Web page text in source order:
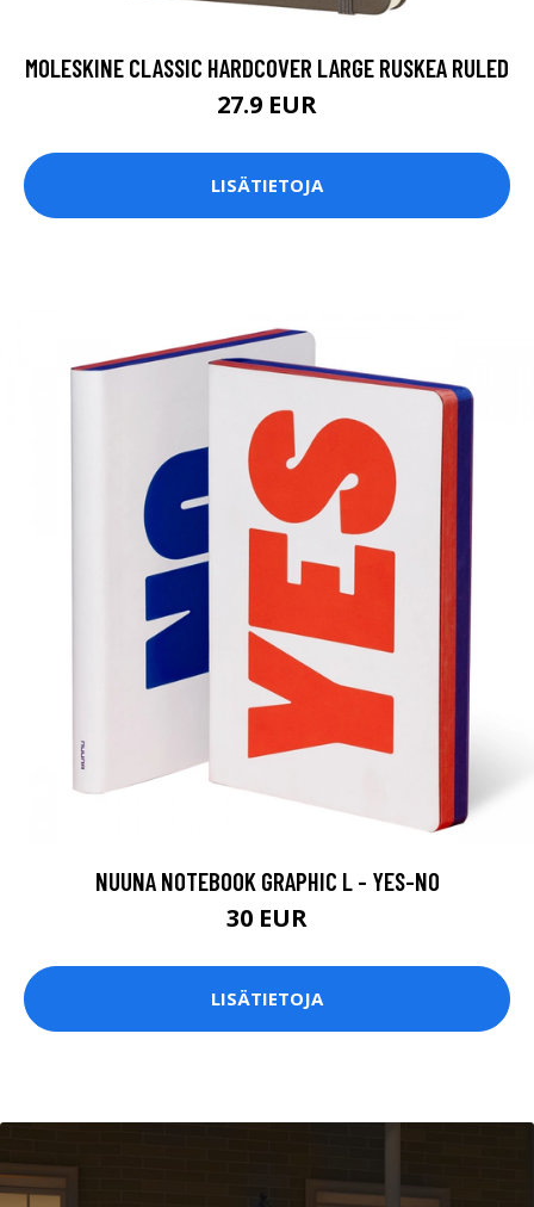
MOLESKINE CLASSIC HARDCOVER LARGE RUSKEA RULED
27.9 EUR
LISÄTIETOJA
NUUNA NOTEBOOK GRAPHIC L - YES-NO
30 EUR
LISÄTIETOJA